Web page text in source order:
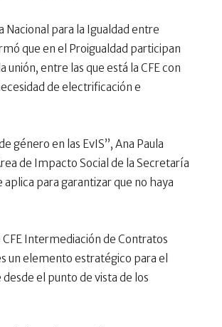
Nacional para la Igualdad entre
que en el Proigualdad participan
entre las que está la CFE con
de electrificación e
género en las EvIS”, Ana Paula
de Impacto Social de la Secretaría
para garantizar que no haya
Intermediación de Contratos
un elemento estratégico para el
el punto de vista de los